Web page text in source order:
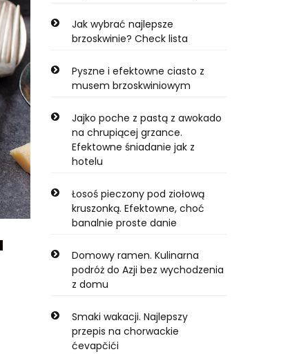
Jak wybrać najlepsze
brzoskwinie? Check lista
Pyszne i efektowne ciasto z
musem brzoskwiniowym
Jajko poche z pastą z awokado
na chrupiącej grzance.
Efektowne śniadanie jak z
hotelu
Łosoś pieczony pod ziołową
kruszonką. Efektowne, choć
banalnie proste danie
Domowy ramen. Kulinarna
podróż do Azji bez wychodzenia
z domu
Smaki wakacji. Najlepszy
przepis na chorwackie
ćevapčići